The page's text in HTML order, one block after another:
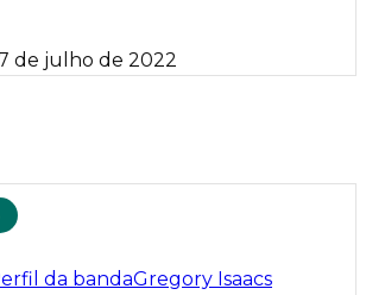
de julho de 2022
da bandaGregory Isaacs